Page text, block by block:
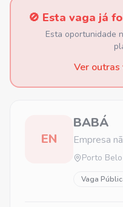
🚫 Esta vaga já
Esta oportunidade
Ver
EN
BABÁ
Empresa
Porto Belo
Vaga